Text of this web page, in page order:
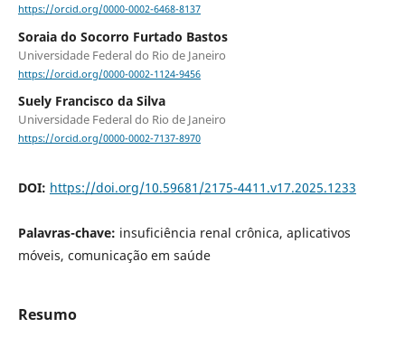
https://orcid.org/0000-0002-6468-8137
Soraia do Socorro Furtado Bastos
Universidade Federal do Rio de Janeiro
https://orcid.org/0000-0002-1124-9456
Suely Francisco da Silva
Universidade Federal do Rio de Janeiro
https://orcid.org/0000-0002-7137-8970
DOI: https://doi.org/10.59681/2175-4411.v17.2025.1233
Palavras-chave: insuficiência renal crônica, aplicativos
móveis, comunicação em saúde
Resumo